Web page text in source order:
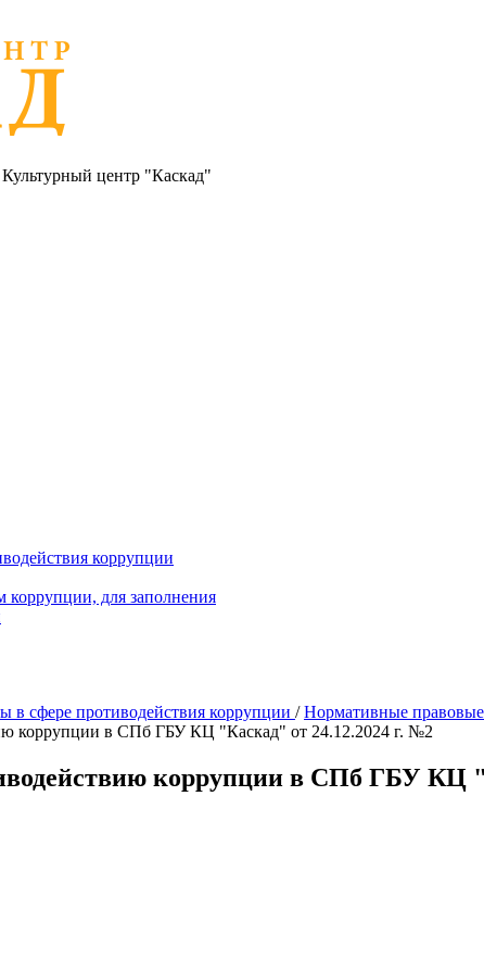
центр "Каскад"
коррупции
для заполнения
сфере противодействия коррупции /Нормативные
коррупции в СПб ГБУ КЦ "Каскад" от 24.12.2024 г. №2
коррупции в СПб ГБУ КЦ